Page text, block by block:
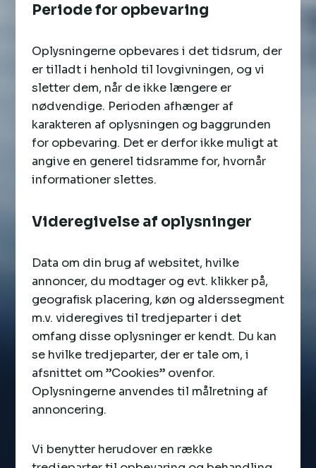
Periode for opbevaring
Oplysningerne opbevares i det tidsrum, der
er tilladt i henhold til lovgivningen, og vi
sletter dem, når de ikke længere er
nødvendige. Perioden afhænger af
karakteren af oplysningen og baggrunden
for opbevaring. Det er derfor ikke muligt at
angive en generel tidsramme for, hvornår
informationer slettes.
Videregivelse af oplysninger
Data om din brug af websitet, hvilke
annoncer, du modtager og evt. klikker på,
geografisk placering, køn og alderssegment
m.v. videregives til tredjeparter i det
omfang disse oplysninger er kendt. Du kan
se hvilke tredjeparter, der er tale om, i
afsnittet om ”Cookies” ovenfor.
Oplysningerne anvendes til målretning af
annoncering.
Vi benytter herudover en række